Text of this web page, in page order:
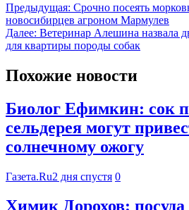
Предыдущая: Срочно посеять
новосибирцев агроном Мармулев
Далее: Ветеринар Алешина назвала
для квартиры породы собак
Похожие новости
Биолог Ефимкин: сок
сельдерея могут
солнечному ожогу
Газета.Ru2 дня спустя 0
Химик Дорохов: